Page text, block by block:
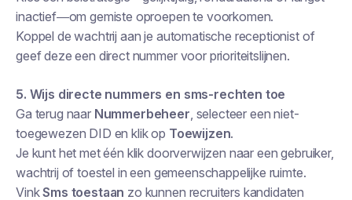
inactief—om gemiste oproepen te voorkomen.
Koppel de wachtrij aan je automatische receptionist of
geef deze een direct nummer voor prioriteitslijnen.
5. Wijs directe nummers en sms-rechten toe
Ga terug naar Nummerbeheer, selecteer een niet-
toegewezen DID en klik op Toewijzen.
Je kunt het met één klik doorverwijzen naar een gebruiker,
wachtrij of toestel in een gemeenschappelijke ruimte.
VinkSms toestaan zo kunnen recruiters kandidaten